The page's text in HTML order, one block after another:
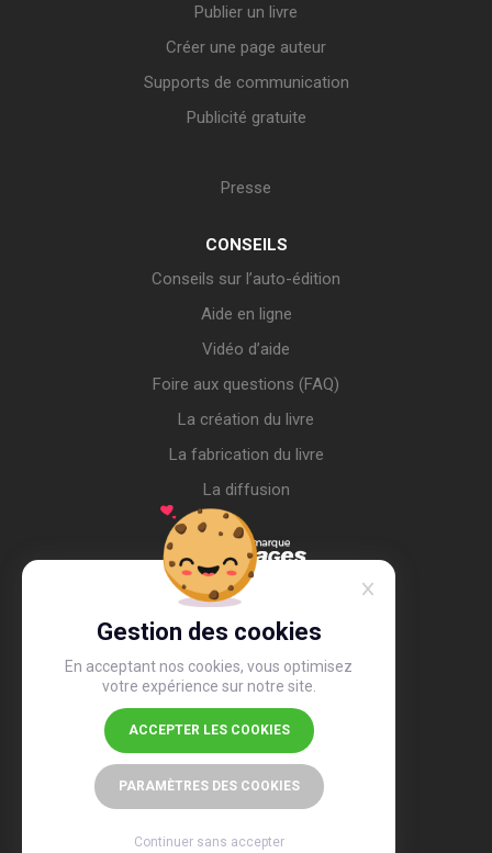
Gestion des cookies
En acceptant nos cookies, vous optimisez
votre expérience sur notre site.
ACCEPTER LES COOKIES
PARAMÈTRES DES COOKIES
Continuer sans accepter
Publier un livre
Créer une page auteur
Supports de communication
Publicité gratuite
Presse
CONSEILS
Conseils sur l’auto-édition
Aide en ligne
Vidéo d’aide
Foire aux questions (FAQ)
La création du livre
La fabrication du livre
La diffusion
4,4